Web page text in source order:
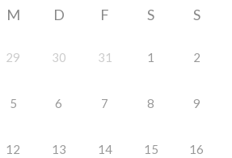
M D F S S
29 30 31 1 2
5 6 7 8 9
12 13 14 15 16